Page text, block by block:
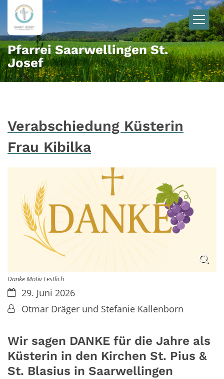
Zum Inhalt springen
Pfarrei Saarwellingen St.
Josef
Verabschiedung Küsterin
Frau Kibilka
Danke Motiv Festlich
Datum:29. Juni 2026
Von:Otmar Dräger und Stefanie Kallenborn
Wir sagen DANKE für die Jahre als
Küsterin in den Kirchen St. Pius &
St. Blasius in Saarwellingen